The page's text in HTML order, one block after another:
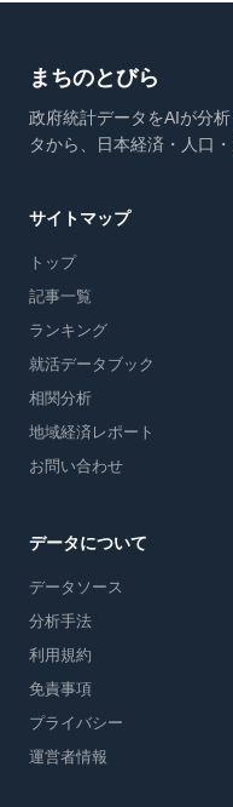
まちのとびら
政府統計データをAIが分
タから、日本経済・人口
サイトマップ
トップ
記事一覧
ランキング
就活データブック
相関分析
地域経済レポート
お問い合わせ
データについて
データソース
分析手法
利用規約
免責事項
プライバシー
運営者情報